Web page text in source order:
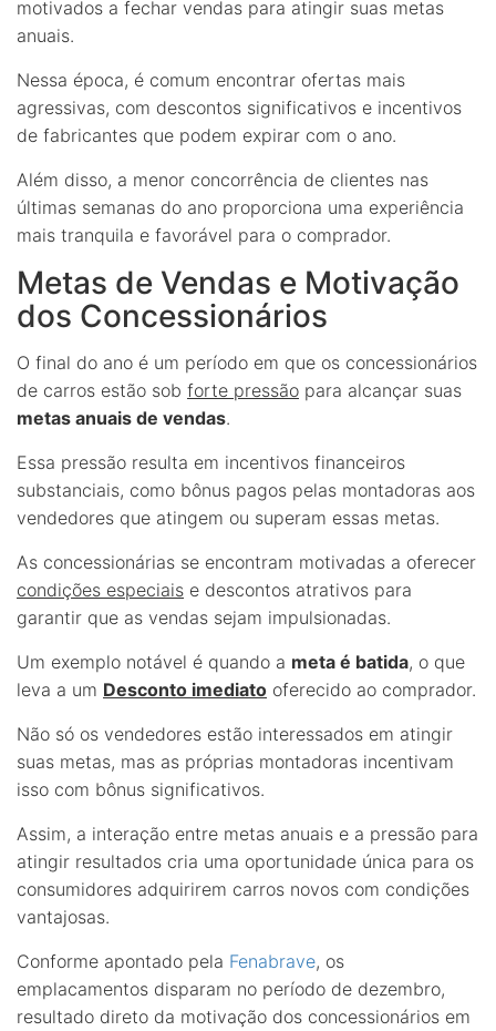
motivados a fechar vendas para atingir suas metas
anuais.
Nessa época, é comum encontrar ofertas mais
agressivas, com descontos significativos e incentivos
de fabricantes que podem expirar com o ano.
Além disso, a menor concorrência de clientes nas
últimas semanas do ano proporciona uma experiência
mais tranquila e favorável para o comprador.
Metas de Vendas e Motivação
dos Concessionários
O final do ano é um período em que os concessionários
de carros estão sob forte pressão para alcançar suas
metas anuais de vendas.
Essa pressão resulta em incentivos financeiros
substanciais, como bônus pagos pelas montadoras aos
vendedores que atingem ou superam essas metas.
As concessionárias se encontram motivadas a oferecer
condições especiais e descontos atrativos para
garantir que as vendas sejam impulsionadas.
Um exemplo notável é quando a meta é batida, o que
leva a um Desconto imediato oferecido ao comprador.
Não só os vendedores estão interessados em atingir
suas metas, mas as próprias montadoras incentivam
isso com bônus significativos.
Assim, a interação entre metas anuais e a pressão para
atingir resultados cria uma oportunidade única para os
consumidores adquirirem carros novos com condições
vantajosas.
Conforme apontado pela Fenabrave, os
emplacamentos disparam no período de dezembro,
resultado direto da motivação dos concessionários em